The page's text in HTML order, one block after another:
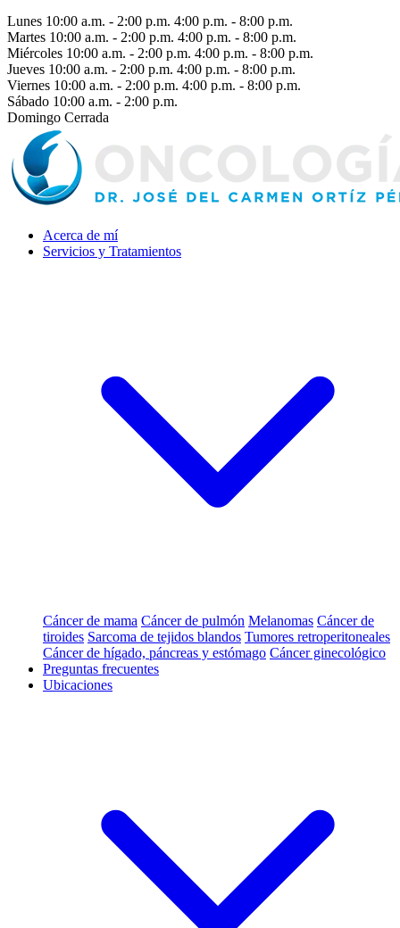
Lunes 10:00 a.m. - 2:00 p.m. 4:00 p.m. - 8:00 p.m.
Martes 10:00 a.m. - 2:00 p.m. 4:00 p.m. - 8:00 p.m.
Miércoles 10:00 a.m. - 2:00 p.m. 4:00 p.m. - 8:00 p.m.
Jueves 10:00 a.m. - 2:00 p.m. 4:00 p.m. - 8:00 p.m.
Viernes 10:00 a.m. - 2:00 p.m. 4:00 p.m. - 8:00 p.m.
Sábado 10:00 a.m. - 2:00 p.m.
Domingo Cerrada
Acerca de mí
Servicios y Tratamientos
Cáncer de mama Cáncer de pulmón Melanomas Cáncer de
tiroides Sarcoma de tejidos blandos Tumores retroperitoneales
Cáncer de hígado, páncreas y estómago Cáncer ginecológico
Preguntas frecuentes
Ubicaciones